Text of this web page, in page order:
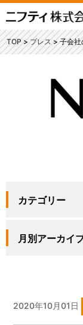
TOP プレス 子会
カテゴリー
月別アーカイ
2020年10月01日